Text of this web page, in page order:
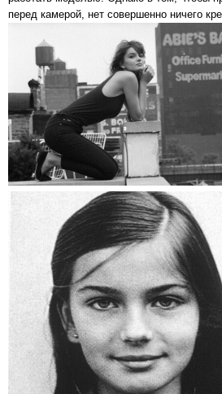
перед камерой, нет совершенно ничего